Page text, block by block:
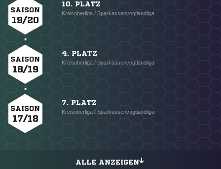
SAISON
19/20
10. PLATZ
Kreisoberliga / Sparkassenvogtlandliga
SAISON
18/19
4. PLATZ
Kreisoberliga / Sparkassenvogtlandliga
SAISON
17/18
7. PLATZ
Kreisoberliga / Sparkassenvogtlandliga
ALLE ANZEIGEN